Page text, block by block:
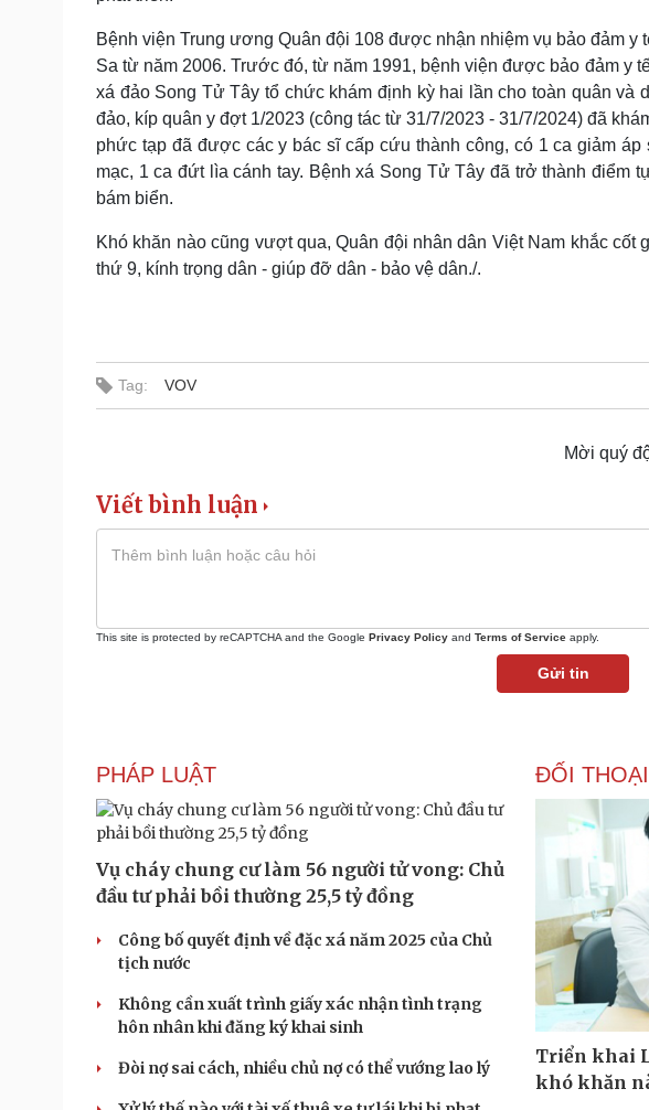
Bệnh viện Trung ương Quân đội 108 được nhận nhiệm vụ bảo đảm
Sa từ năm 2006. Trước đó, từ năm 1991, bệnh viện được bảo đảm y
xá đảo Song Tử Tây tổ chức khám định kỳ hai lần cho toàn quân và
đảo, kíp quân y đợt 1/2023 (công tác từ 31/7/2023 - 31/7/2024) đã
phức tạp đã được các y bác sĩ cấp cứu thành công, có 1 ca giảm
mạc, 1 ca đứt lìa cánh tay. Bệnh xá Song Tử Tây đã trở thành điểm
bám biển.
Khó khăn nào cũng vượt qua, Quân đội nhân dân Việt Nam khắc cốt
thứ 9, kính trọng dân - giúp đỡ dân - bảo vệ dân./.
Tag: VOV
Mời quý
Viết bình luận
This site is protected by reCAPTCHA and the Google Privacy Policy and Terms of Service apply.
Gửi tin
PHÁP LUẬT
Vụ cháy chung cư làm 56 người tử vong: Chủ
đầu tư phải bồi thường 25,5 tỷ đồng
Công bố quyết định về đặc xá năm 2025 của Chủ
tịch nước
Không cần xuất trình giấy xác nhận tình trạng
hôn nhân khi đăng ký khai sinh
Đòi nợ sai cách, nhiều chủ nợ có thể vướng lao lý
ĐỐI THOẠI
Triển khai
khó khăn